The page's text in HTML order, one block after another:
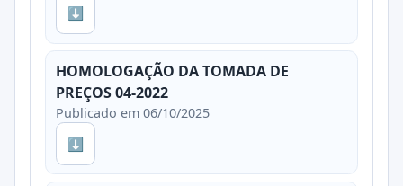
⬇
HOMOLOGAÇÃO DA TOMADA DE
PREÇOS 04-2022
Publicado em 06/10/2025
⬇